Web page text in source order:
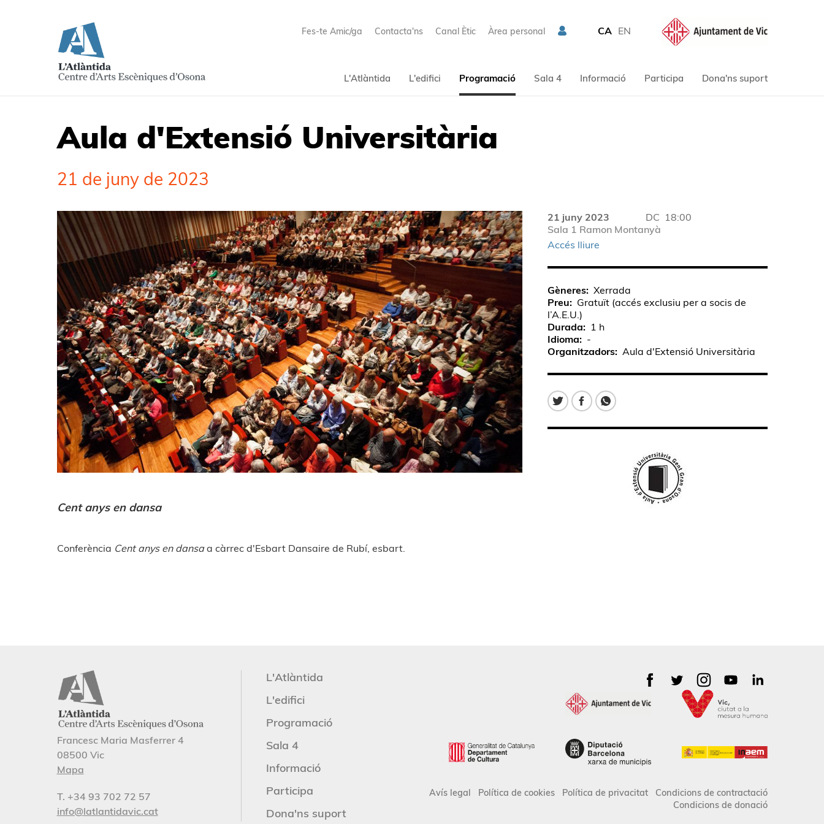
Fes-te Amic/ga Contacta'ns Canal Ètic Àrea personal CA EN
L'Atlàntida L'edifici Programació Sala 4 Informació Participa Dona'ns suport
Aula d'Extensió Universitària
21 de juny de 2023
Cent anys en dansa
Conferència Cent anys en dansaa càrrec d'Esbart Dansaire de Rubí, esbart.
21 juny 2023 DC 18:00
Sala 1 Ramon Montanyà
Accés lliure
Gèneres
Xerrada
Preu
Gratuït (accés exclusiu per a socis de
l’A.E.U.)
Durada
1 h
Idioma
-
Organitzadors
Aula d'Extensió Universitària
Francesc Maria Masferrer 4
08500 Vic
Mapa
T. +34 93 702 72 57
info@latlantidavic.cat
L'Atlàntida
L'edifici
Programació
Sala 4
Informació
Participa
Dona'ns suport
Avís legal Política de cookies Política de privacitat
Condicions de contractació
Condicions de donació